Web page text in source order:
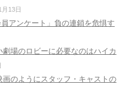
13日
アンケート」負の連鎖を危惧す
場のロビーに必要なのはハイカ
のようにスタッフ・キャストの